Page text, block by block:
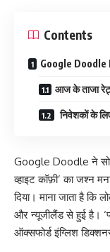
Contents
Google
आज के ताजा
निवेशकों के
Google Doodle ने
व्हाइट कॉफ़ी’ का जश्न
दिया। माना जाता है कि
और न्यूजीलैंड से हुई है।
ऑक्सफोर्ड इंग्लिश